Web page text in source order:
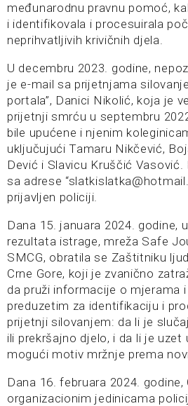
međunarodnu pravnu pomoć,
i identifikovala i procesuirala
neprihvatljivih krivičnih djela.
U decembru 2023. godine,
je e-mail sa prijetnjama
portala”, Danici Nikolić, koja je
prijetnji smrću u septembru
bile upućene i njenim
uključujući Tamaru Nikčević,
Dević i Slavicu Kruščić
sa adrese
prijavljen policiji.
Dana 15. januara 2024. godine,
rezultata istrage, mreža Safe
SMCG, obratila se Zaštitniku
Crne Gore, koji je zvanično
da pruži informacije o mjerama
preduzetim za identifikaciju i
prijetnji silovanjem: da li je
ili prekršajno djelo, i da li je uzet
mogući motiv mržnje prema
Dana 16. februara 2024.
organizacionim jedinicama